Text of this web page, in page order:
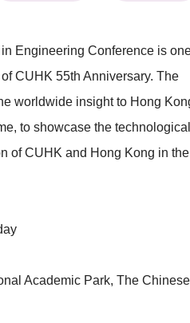
Engineering Conference is
CUHK 55th Anniversary. The
worldwide insight to Hong
to showcase the technological
of CUHK and Hong Kong in the
Academic Park, The Chinese